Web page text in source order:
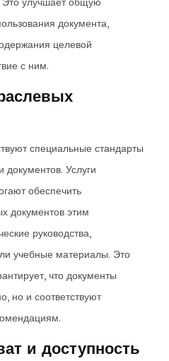
документа,
целевой
с ним.
специальные стандарты
Услуги
обеспечить
документов этим
руководства,
учебные материалы. Это
что документы
но и соответствуют
и доступность